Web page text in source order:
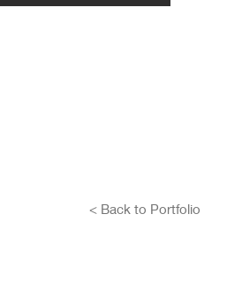
< Back to Portfolio